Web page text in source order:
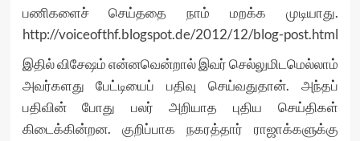
பணிகளைச் செய்ததை நாம் மறக்க முடியாது.
http://voiceofthf.blogspot.de/2012/12/blog-post.html
இதில் விசேஷம் என்னவென்றால் இவர் செல்லுமிடமெல்லாம்
அவர்களது பேட்டியைப் பதிவு செய்வதுதான். அந்தப்
பதிவின் போது பலர் அறியாத புதிய செய்திகள்
கிடைக்கின்றன. குறிப்பாக நகரத்தார் ராஜாக்களுக்கு